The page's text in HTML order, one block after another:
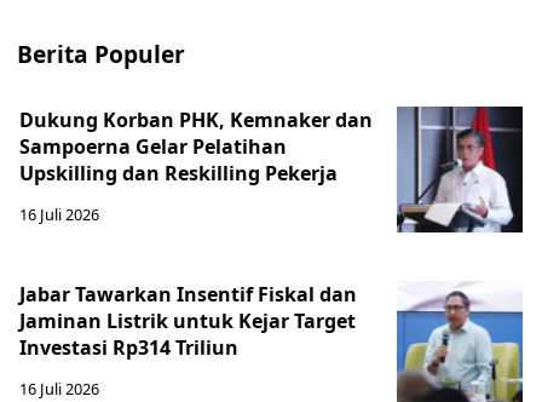
Berita Populer
Dukung Korban PHK, Kemnaker dan
Sampoerna Gelar Pelatihan
Upskilling dan Reskilling Pekerja
16 Juli 2026
Jabar Tawarkan Insentif Fiskal dan
Jaminan Listrik untuk Kejar Target
Investasi Rp314 Triliun
16 Juli 2026